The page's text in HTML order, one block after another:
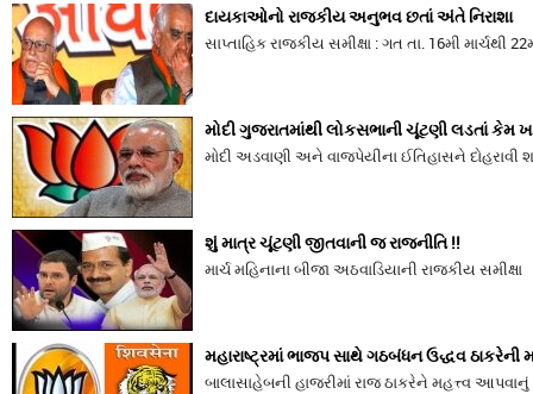
દાયકાઓનો રાજકીય અનુભવ છતાં અંતે નિરાશા
સાપ્તાહિક રાજકીય સમીક્ષા : ગત તા. 16મી માર્ચથી
મોદી ગુજરાતમાંથી લોકસભાની ચૂંટણી લડતાં કેમ
મોદી અડવાણી અને વાજપેયીના ઈતિહાસને દોહરાવી
શું માત્ર ચૂંટણી જીતવાની જ રાજનીતિ !!
માર્ચ મહિનાના બીજા અઠવાડિયાની રાજકીય સમીક્ષા
મહારાષ્ટ્રમાં ભાજપ સાથે ગઠબંધન ઉદ્ધવ
બાલાસાહેબની હાજરીમાં રાજ ઠાકરેને મહત્ત્વ